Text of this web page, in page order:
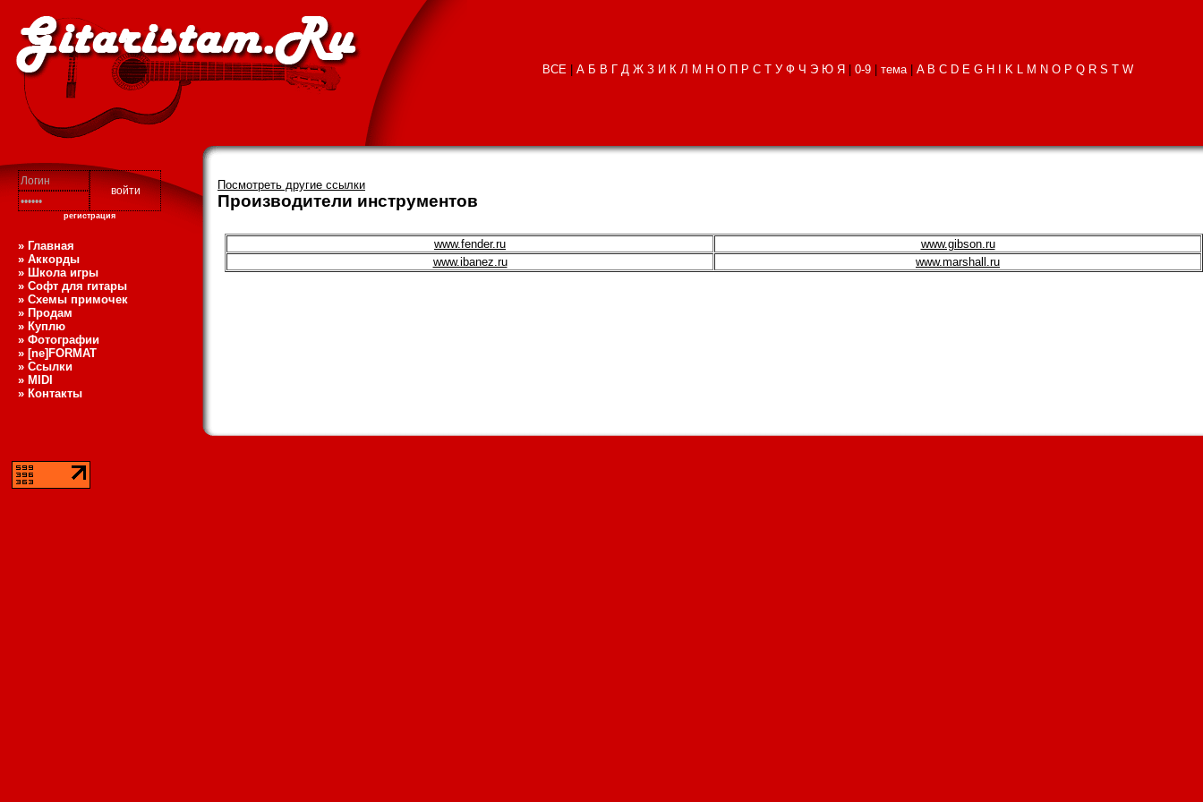
ВСЕ| А Б В Г Д Ж З И К Л М Н О П Р С Т У Ф Ч Э Ю Я 0-9| тема| A B C D E G H K L M N O P Q R S T W
регистрация
Посмотреть другие ссылки
Производители инструментов
» Главная
» Аккорды
» Школа игры
» Софт для гитары
» Схемы примочек
» Продам
» Куплю
» Фотографии
» [ne]FORMAT
» Ссылки
» MIDI
» Контакты
www.fender.ru
www.gibson.ru
www.ibanez.ru
www.marshall.ru